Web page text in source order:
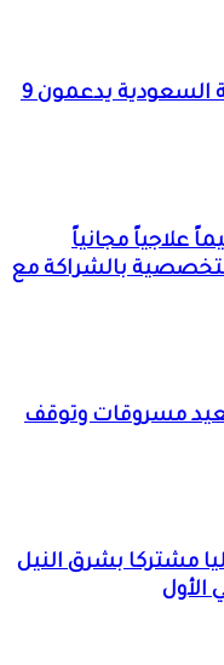
ابناء الحصاحيصا بالمملكة العربية السعودية يدعمون 9
علاجياً مجانياً
بالشراكة مع
مسروقات وتوقف
مشتركا بشرق النيل